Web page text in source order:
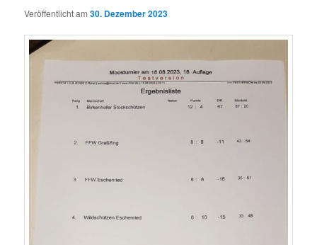
Veröffentlicht am30. Dezember 2023